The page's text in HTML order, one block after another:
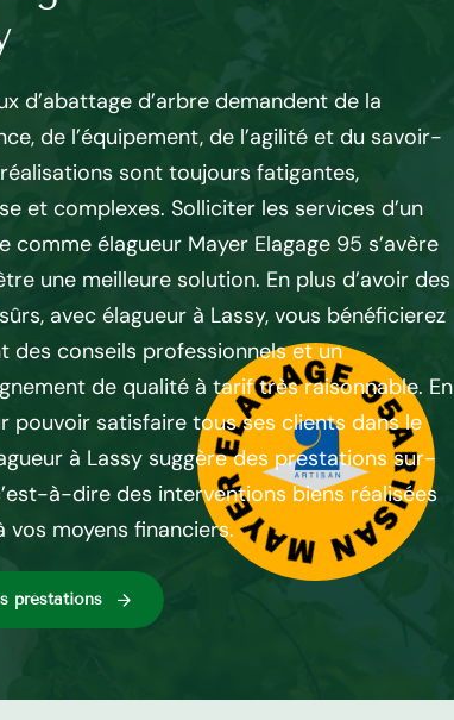
d’abattage d’arbre demandent de la
de l’équipement, de l’agilité et du savoir-
sont toujours fatigantes,
et complexes. Solliciter les services d’un
comme élagueur Mayer Elagage 95 s’avère
une meilleure solution. En plus d’avoir des
avec élagueur à Lassy, vous bénéficierez
des conseils professionnels et un
de qualité à tarif très raisonnable. En
pouvoir satisfaire tous ses clients dans le
à Lassy suggère des prestations sur-
à-dire des interventions biens réalisées
vos moyens financiers.
préstations